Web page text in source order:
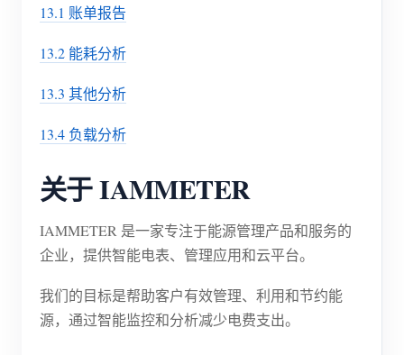
13.1 账单报告
13.2 能耗分析
13.3 其他分析
13.4 负载分析
关于 IAMMETER
IAMMETER 是一家专注于能源管理产品和服务的
企业，提供智能电表、管理应用和云平台。
我们的目标是帮助客户有效管理、利用和节约能
源，通过智能监控和分析减少电费支出。